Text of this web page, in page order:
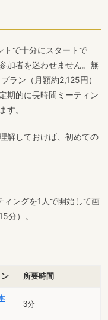
トで十分にスタートで
加者を迷わせません。無
ラン（月額約2,125円）
期的に長時間ミーティン
す。
解しておけば、初めての
ングを1人で開始して画
分）。
所要時間
3分